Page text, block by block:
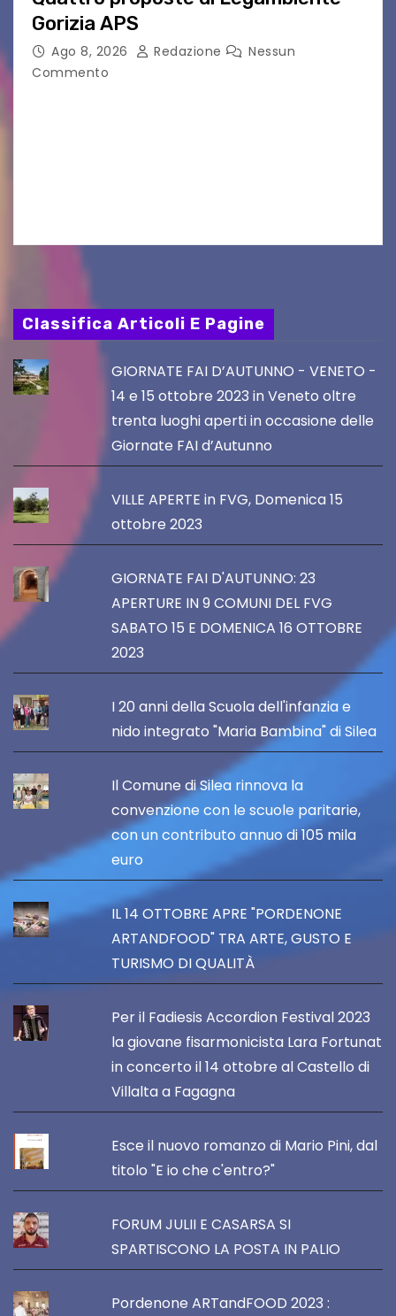
Gorizia APS
Ago 8, 2026 Redazione
Nessun
Commento
Classifica Articoli E Pagine
GIORNATE FAI D’AUTUNNO - VENETO -
14 e 15 ottobre 2023 in Veneto oltre
trenta luoghi aperti in occasione delle
Giornate FAI d’Autunno
VILLE APERTE in FVG, Domenica 15
ottobre 2023
GIORNATE FAI D'AUTUNNO: 23
APERTURE IN 9 COMUNI DEL FVG
SABATO 15 E DOMENICA 16 OTTOBRE
2023
I 20 anni della Scuola dell'infanzia e
nido integrato "Maria Bambina" di Silea
Il Comune di Silea rinnova la
convenzione con le scuole paritarie,
con un contributo annuo di 105 mila
euro
IL 14 OTTOBRE APRE "PORDENONE
ARTANDFOOD" TRA ARTE, GUSTO E
TURISMO DI QUALITÀ
Per il Fadiesis Accordion Festival 2023
la giovane fisarmonicista Lara Fortunat
in concerto il 14 ottobre al Castello di
Villalta a Fagagna
Esce il nuovo romanzo di Mario Pini, dal
titolo "E io che c'entro?"
FORUM JULII E CASARSA SI
SPARTISCONO LA POSTA IN PALIO
Pordenone ARTandFOOD 2023 :